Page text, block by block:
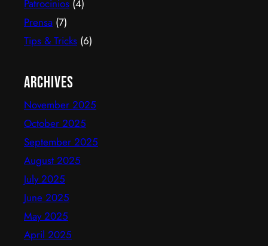
Patrocinios (4)
Prensa (7)
Tips & Tricks (6)
Archives
November 2025
October 2025
September 2025
August 2025
July 2025
June 2025
May 2025
April 2025